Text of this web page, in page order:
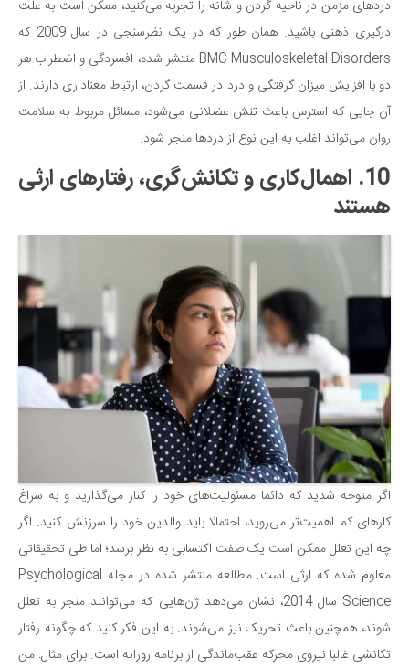
دردهای مزمن در ناحیه گردن و شانه را تجربه می‌کنید، ممکن است به علت
درگیری ذهنی باشید. همان طور که در یک نظرسنجی در سال 2009 که
BMC Musculoskeletal Disorders منتشر شده، افسردگی و اضطراب هر
دو با افزایش میزان گرفتگی و درد در قسمت گردن، ارتباط معناداری دارند. از
آن جایی که استرس باعث تنش عضلانی می‌شود، مسائل مربوط به سلامت
روان می‌تواند اغلب به این نوع از دردها منجر شود.
10. اهمال‌کاری و تکانش‌گری، رفتارهای ارثی
هستند
اگر متوجه شدید که دائما مسئولیت‌های خود را کنار می‌گذارید و به سراغ
کارهای کم اهمیت‌تر می‌روید، احتمالا باید والدین خود را سرزنش کنید. اگر
چه این تعلل ممکن است یک صفت اکتسابی به نظر برسد؛ اما طی تحقیقاتی
معلوم شده که ارثی است. مطالعه منتشر شده در مجله Psychological
Science سال 2014، نشان می‌دهد ژن‌هایی که می‌توانند منجر به تعلل
شوند، همچنین باعث تحریک نیز می‌شوند. به این فکر کنید که چگونه رفتار
تکانشی غالبا نیروی محرکه عقب‌ماندگی از برنامه روزانه است. برای مثال: من